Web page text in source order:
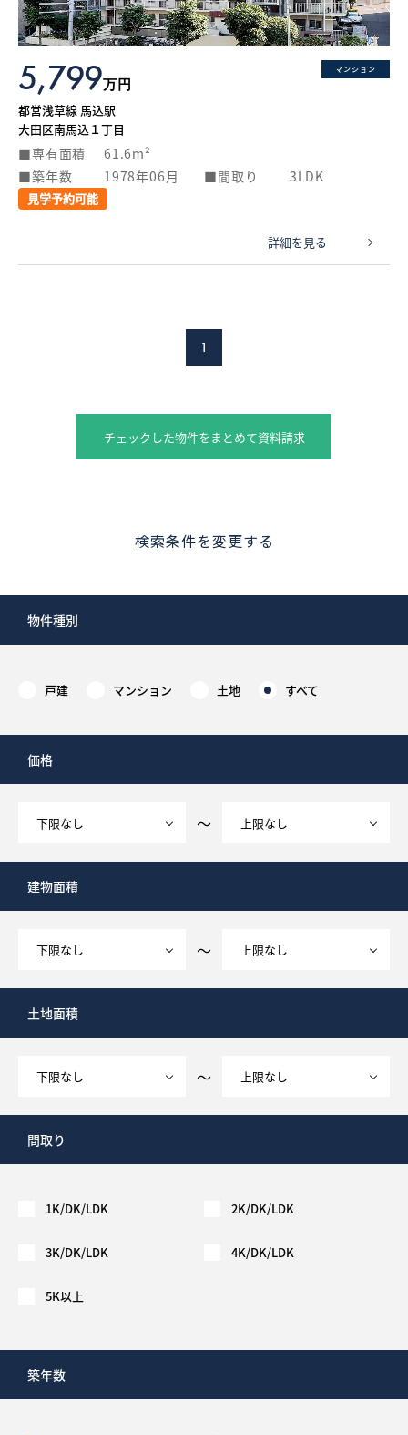
マンション
5,799万円
都営浅草線 馬込駅
大田区南馬込１丁目
専有面積
61.6m²
築年数
1978年06月 間取り 3LDK
見学予約可能
詳細を見る
1
チェックした物件をまとめて資料請求
検索条件を変更する
物件種別
戸建 マンション 土地 すべて
価格
～
建物面積
～
土地面積
～
間取り
1K/DK/LDK 2K/DK/LDK
3K/DK/LDK 4K/DK/LDK
5K以上
築年数